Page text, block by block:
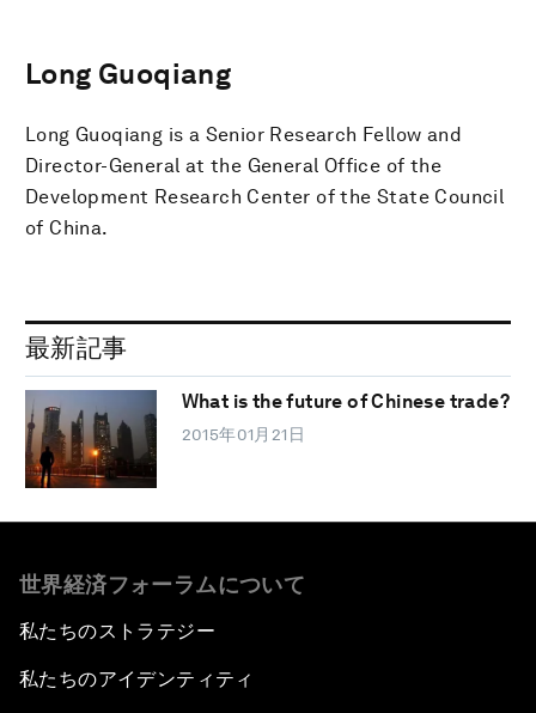
Long Guoqiang
Long Guoqiang is a Senior Research Fellow and
Director-General at the General Office of the
Development Research Center of the State Council
of China.
最新記事
What is the future of Chinese trade?
2015年01月21日
世界経済フォーラムについて
私たちのストラテジー
私たちのアイデンティティ